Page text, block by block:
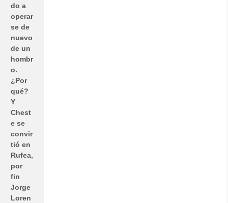
do a
operar
se de
nuevo
de un
hombr
o.
¿Por
qué?
Y
Chest
e se
convir
tió en
Rufea,
por
fin
Jorge
Loren